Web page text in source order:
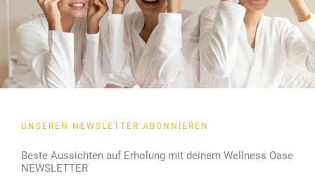
UNSEREN NEWSLETTER ABONNIEREN
Beste Aussichten auf Erholung mit deinem Wellness Oase
NEWSLETTER